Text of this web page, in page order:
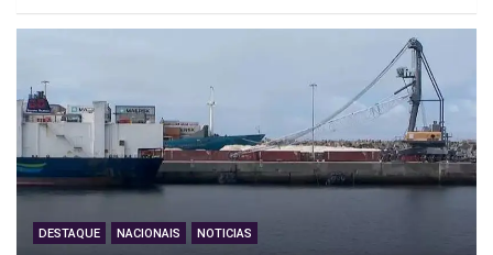
DESTAQUE NACIONAIS NOTICIAS